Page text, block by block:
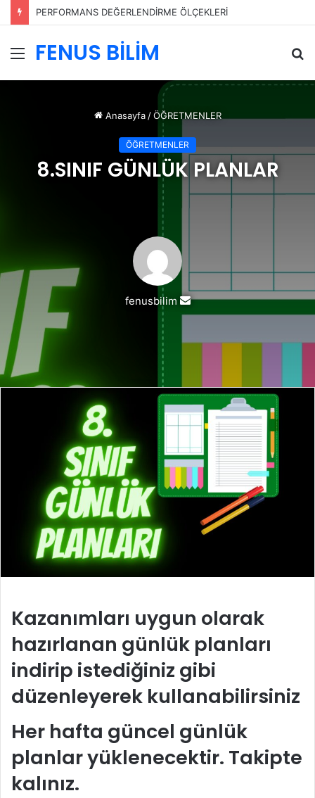
PERFORMANS DEĞERLENDİRME ÖLÇEKLERİ
Menü
FENUS BİLİM
Anasayfa / ÖĞRETMENLER
ÖĞRETMENLER
8.SINIF GÜNLÜK PLANLAR
fenusbilim
Bir
e-
Kazanımları uygun olarak
hazırlanan günlük planları
indirip istediğiniz gibi
düzenleyerek kullanabilirsiniz
Her hafta güncel günlük
planlar yüklenecektir. Takipte
kalınız.